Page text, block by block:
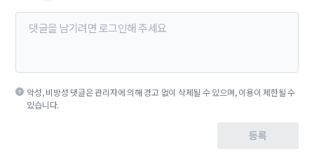
악성, 비방성 댓글은 관리자에 의해 경고 없이 삭제될 수 있으며, 이용이 제한될 수
있습니다.
등록